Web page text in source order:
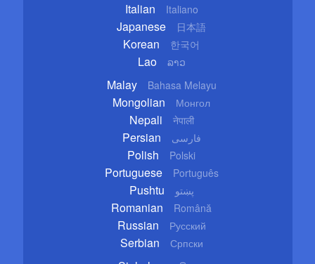
Italian Italiano
Japanese 日本語
Korean 한국어
Lao ລາວ
Malay Bahasa Melayu
Mongolian Монгол
Nepali नेपाली
Persian فارسی
Polish Polski
Portuguese Português
Pushtu پښتو
Romanian Română
Russian Русский
Serbian Српски